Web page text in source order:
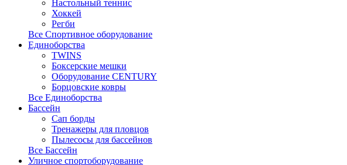
Настольный теннис
Хоккей
Регби
Все Спортивное оборудование
Единоборства
TWINS
Боксерские мешки
Оборудование CENTURY
Борцовские ковры
Все Единоборства
Бассейн
Сап борды
Тренажеры для пловцов
Пылесосы для бассейнов
Все Бассейн
Уличное спортоборудование